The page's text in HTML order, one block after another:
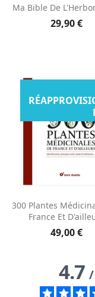
Ma Bible De
29,90 €
300 Plantes
France Et
49,00 €
4.7/